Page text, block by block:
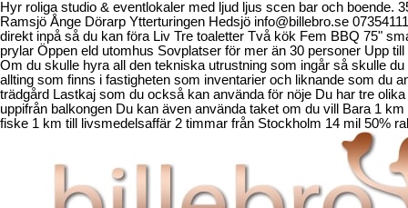
Hyr roliga studio & eventlokaler med ljud ljus scen bar och
Ramsjö Ånge Dörarp Ytterturingen Hedsjö info@billebro.se
direkt inpå så du kan föra Liv Tre toaletter Två kök Fem BBQ 75"
prylar Öppen eld utomhus Sovplatser för mer än 30 personer Upp
Om du skulle hyra all den tekniska utrustning som ingår så skulle
allting som finns i fastigheten som inventarier och liknande som du
trädgård Lastkaj som du också kan använda för nöje Du har tre
uppifrån balkongen Du kan även använda taket om du vill Bara 1
fiske 1 km till livsmedelsaffär 2 timmar från Stockholm 14 mil 50%